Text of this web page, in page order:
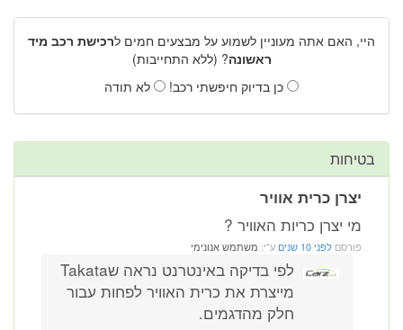
היי, האם אתה מעוניין לשמוע על מבצעים חמים לרכישת רכב מיד
ראשונה? (ללא התחייבות)
כן בדיוק חיפשתי רכב!
לא תודה
בטיחות
יצרן כרית אוויר
מי יצרן כריות האוויר ?
פורסם לפני 10 שנים ע"י: משתמש אנונימי
לפי בדיקה באינטרנט נראה שTakata
מייצרת את כרית האוויר לפחות עבור
חלק מהדגמים.